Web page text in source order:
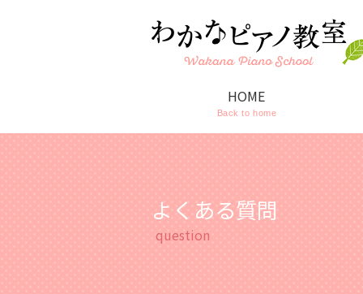
よくある質問
question
HOME
Back to home